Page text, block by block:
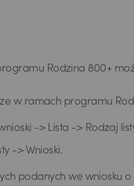
Rodzina 800+
w ramach programu
-> Lista -> Rodzaj
-> Wnioski.
podanych we